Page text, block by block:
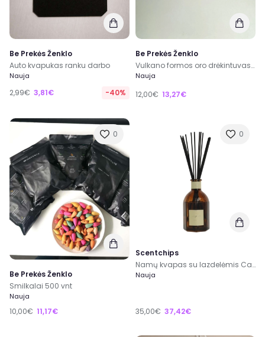
Be Prekės Ženklo
Auto kvapukas ranku darbo
Nauja
2,99€ 3,81€ -40%
Be Prekės Ženklo
Vulkano formos oro drėkintuvas – aromato difuzorius
Nauja
12,00€ 13,27€
0
Be Prekės Ženklo
Smilkalai 500 vnt
Nauja
10,00€ 11,17€
0
Scentchips
Namų kvapas su lazdelėmis Carafe Sakura Flowers 1000ml
Nauja
35,00€ 37,42€